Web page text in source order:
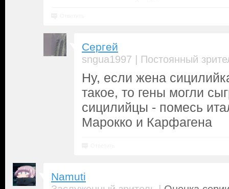
Сергей
sngua1997 | Постоянный
Ну, если жена
такое, то гены могли
сицилийцы - помесь
Марокко и Карфагена
Namuti